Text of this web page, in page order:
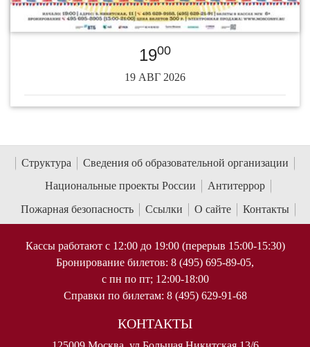
1900
19 АВГ 2026
Структура
Сведения об образовательной организации
Национальные проекты России
Антитеррор
Пожарная безопасность
Ссылки О сайте Контакты
Кассы работают с 12:00 до 19:00 (перерыв 15:00-15:30)
Бронирование билетов: 8 (495) 695-89-05,
с пн по пт; 12:00-18:00
Справки по билетам: 8 (495) 629-91-68
КОНТАКТЫ